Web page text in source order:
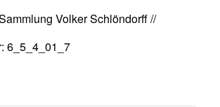
Volker Schlöndorff //
6_5_4_01_7